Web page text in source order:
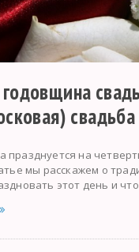
свадьба
празднуется на
мы расскажем о
этот день и